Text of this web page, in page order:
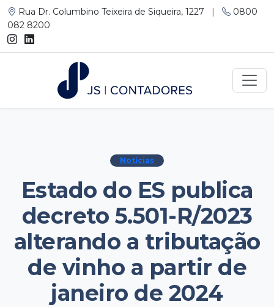
Rua Dr. Columbino Teixeira de Siqueira, 1227 |
0800
082 8200
Notícias
Estado do ES publica
decreto 5.501-R/2023
alterando a tributação
de vinho a partir de
janeiro de 2024